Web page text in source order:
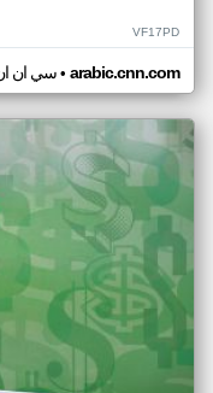
VF17PD
سي ان• arabic.cnn.com